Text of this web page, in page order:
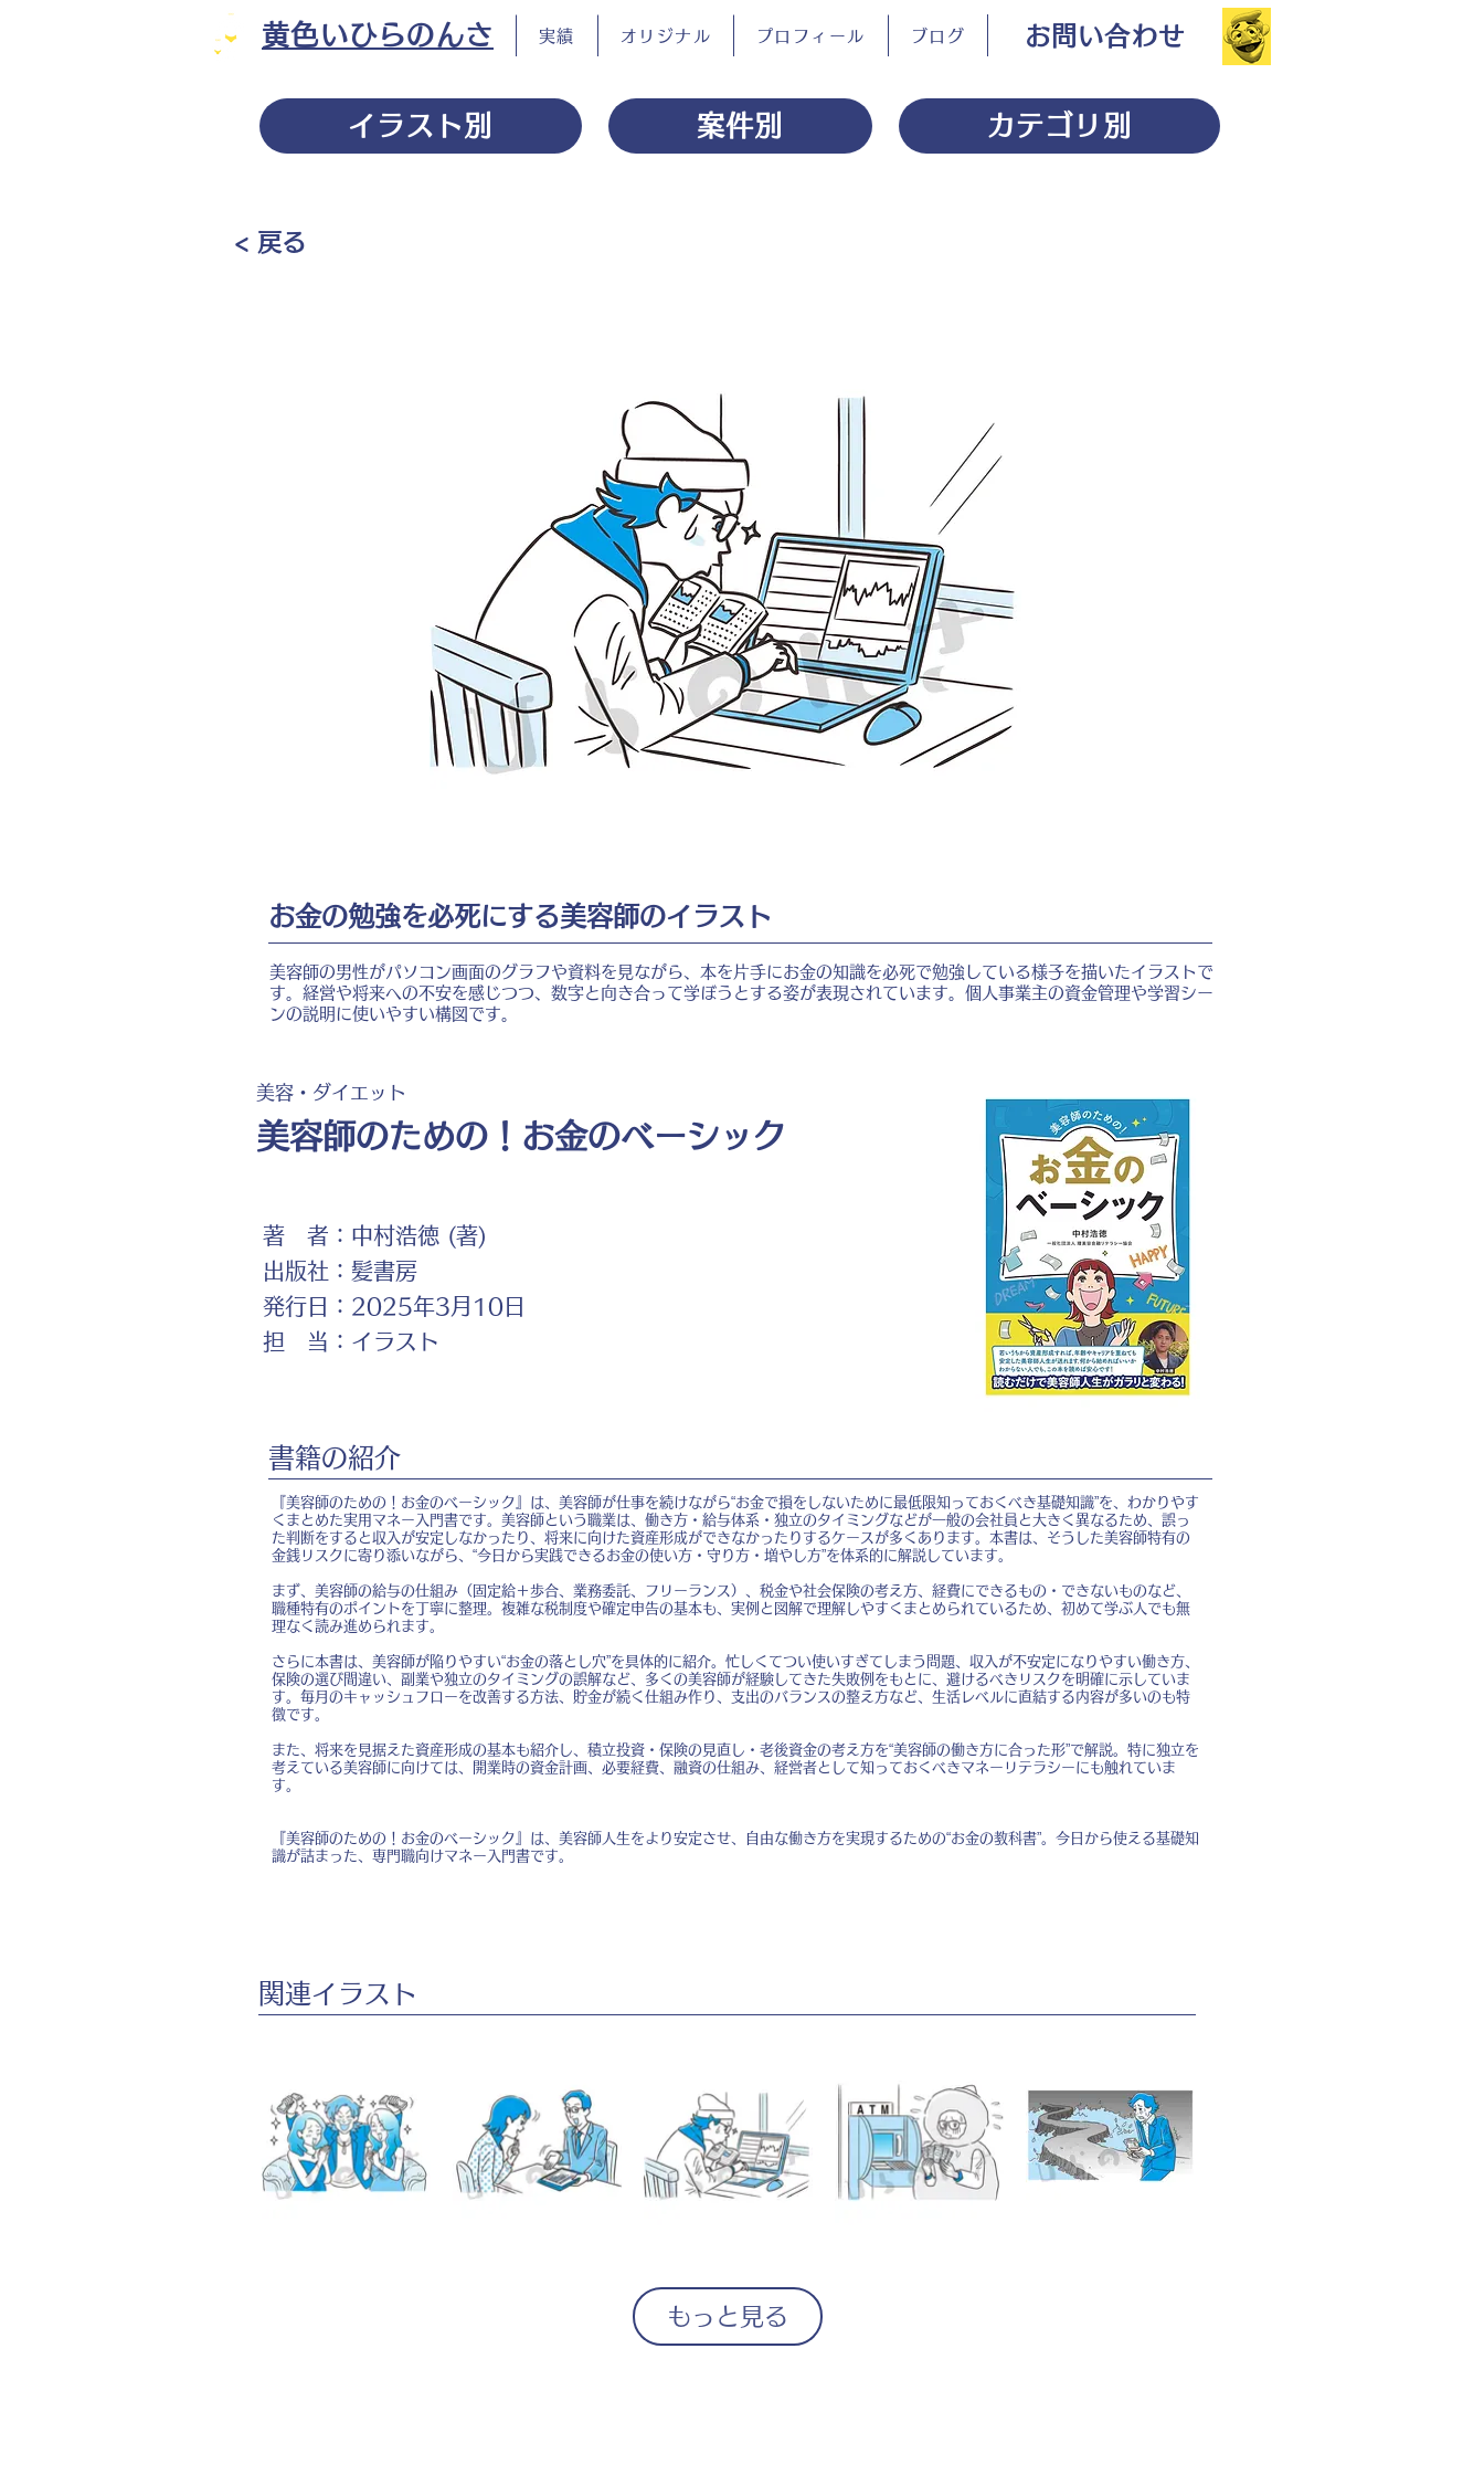
黄色いひらのんさ 実績 オリジナル プロフィール ブログ お問い合わせ
イラスト別 案件別 カテゴリ別
< 戻る
お金の勉強を必死にする美容師のイラスト
美容師の男性がパソコン画面のグラフや資料を見ながら、本を片手にお金の知識を必死で勉強している様子を描いたイラストで
す。経営や将来への不安を感じつつ、数字と向き合って学ぼうとする姿が表現されています。個人事業主の資金管理や学習シー
ンの説明に使いやすい構図です。
美容・ダイエット
美容師のための！お金のベーシック
著 者：
出版社：
発行日：
担 当：
中村浩徳 (著)
髪書房
2025年3月10日
イラスト
書籍の紹介
『美容師のための！お金のベーシック』は、美容師が仕事を続けながら“お金で損をしないために最低限知っておくべき基礎知識”を、わかりやす
くまとめた実用マネー入門書です。美容師という職業は、働き方・給与体系・独立のタイミングなどが一般の会社員と大きく異なるため、誤っ
た判断をすると収入が安定しなかったり、将来に向けた資産形成ができなかったりするケースが多くあります。本書は、そうした美容師特有の
金銭リスクに寄り添いながら、“今日から実践できるお金の使い方・守り方・増やし方”を体系的に解説しています。
まず、美容師の給与の仕組み（固定給＋歩合、業務委託、フリーランス）、税金や社会保険の考え方、経費にできるもの・できないものなど、
職種特有のポイントを丁寧に整理。複雑な税制度や確定申告の基本も、実例と図解で理解しやすくまとめられているため、初めて学ぶ人でも無
理なく読み進められます。
さらに本書は、美容師が陥りやすい“お金の落とし穴”を具体的に紹介。忙しくてつい使いすぎてしまう問題、収入が不安定になりやすい働き方、
保険の選び間違い、副業や独立のタイミングの誤解など、多くの美容師が経験してきた失敗例をもとに、避けるべきリスクを明確に示していま
す。毎月のキャッシュフローを改善する方法、貯金が続く仕組み作り、支出のバランスの整え方など、生活レベルに直結する内容が多いのも特
徴です。
また、将来を見据えた資産形成の基本も紹介し、積立投資・保険の見直し・老後資金の考え方を“美容師の働き方に合った形”で解説。特に独立を
考えている美容師に向けては、開業時の資金計画、必要経費、融資の仕組み、経営者として知っておくべきマネーリテラシーにも触れていま
す。
『美容師のための！お金のベーシック』は、美容師人生をより安定させ、自由な働き方を実現するための“お金の教科書”。今日から使える基礎知
識が詰まった、専門職向けマネー入門書です。
​関連イラスト
もっと見る